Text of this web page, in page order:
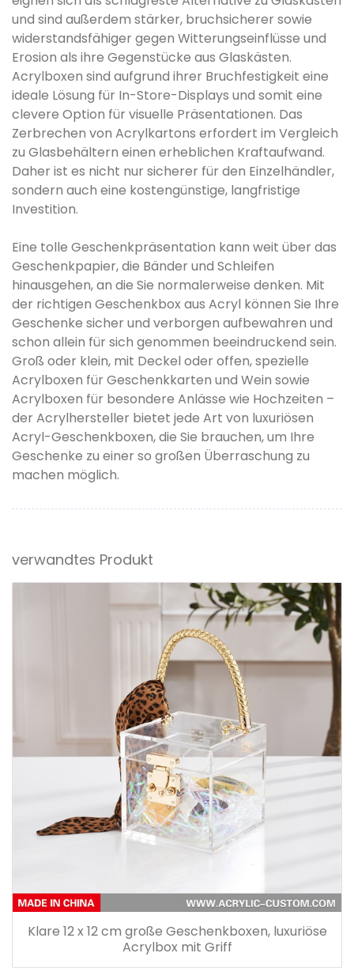
und sind außerdem stärker, bruchsicherer sowie
widerstandsfähiger gegen Witterungseinflüsse und
Erosion als ihre Gegenstücke aus Glaskästen.
Acrylboxen sind aufgrund ihrer Bruchfestigkeit eine
ideale Lösung für In-Store-Displays und somit eine
clevere Option für visuelle Präsentationen. Das
Zerbrechen von Acrylkartons erfordert im Vergleich
zu Glasbehältern einen erheblichen Kraftaufwand.
Daher ist es nicht nur sicherer für den Einzelhändler,
sondern auch eine kostengünstige, langfristige
Investition.
Eine tolle Geschenkpräsentation kann weit über das
Geschenkpapier, die Bänder und Schleifen
hinausgehen, an die Sie normalerweise denken. Mit
der richtigen Geschenkbox aus Acryl können Sie Ihre
Geschenke sicher und verborgen aufbewahren und
schon allein für sich genommen beeindruckend sein.
Groß oder klein, mit Deckel oder offen, spezielle
Acrylboxen für Geschenkkarten und Wein sowie
Acrylboxen für besondere Anlässe wie Hochzeiten –
der Acrylhersteller bietet jede Art von luxuriösen
Acryl-Geschenkboxen, die Sie brauchen, um Ihre
Geschenke zu einer so großen Überraschung zu
machen möglich.
verwandtes Produkt
Klare 12 x 12 cm große Geschenkboxen, luxuriöse
Acrylbox mit Griff